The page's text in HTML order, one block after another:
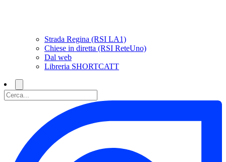
Strada Regina (RSI LA1)
Chiese in diretta (RSI ReteUno)
Dal web
Libreria SHORTCATT